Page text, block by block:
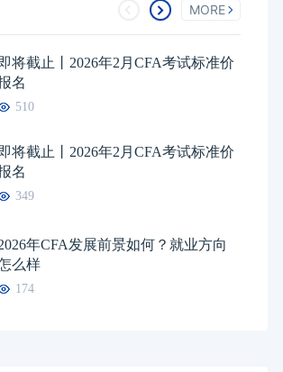
MORE
即将截止丨2026年2月CFA考试标准价
名
510
即将截止丨2026年2月CFA考试标准价
名
349
年CFA发展前景如何？就业方向
么样
174
17
17
17 CFA金融计算器使用说明